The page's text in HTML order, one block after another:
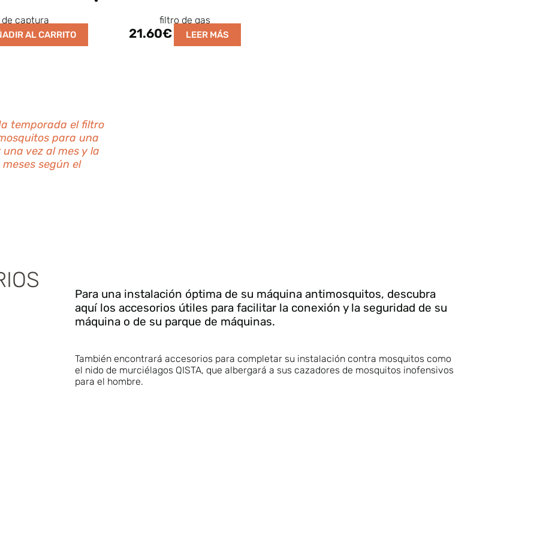
de captura
AL CARRITO
filtro de gas
21.60€ LEER MÁS
temporada el filtro
para una
vez al mes y la
según el
Para una instalación óptima de su máquina antimosquitos, descubra
aquí los accesorios útiles para facilitar la conexión y la seguridad de su
máquina o de su parque de máquinas.
También encontrará accesorios para completar su instalación contra mosquitos como
el nido de murciélagos QISTA, que albergará a sus cazadores de mosquitos inofensivos
para el hombre.